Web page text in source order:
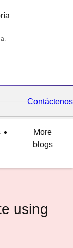
Contáctenos
More
blogs
using